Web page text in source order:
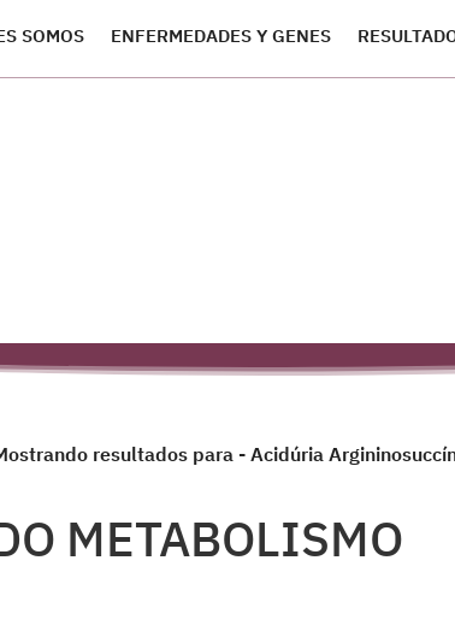
SOMOS ENFERMEDADES Y GENES
resultados para - Acidúria
METABOLISMO